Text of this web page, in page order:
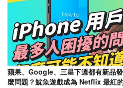
蘋果、Google、三星下週都有新品
麼問題？魷魚遊戲成為 Netflix 最紅